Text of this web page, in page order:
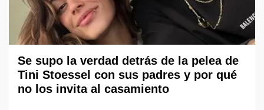
Se supo la verdad detrás de la pelea de
Tini Stoessel con sus padres y por qué
no los invita al casamiento